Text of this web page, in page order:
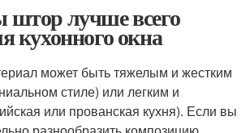
лучше всего
кухонного окна
может быть тяжелым и жестким
стиле) или легким и
или прованская кухня). Если вы